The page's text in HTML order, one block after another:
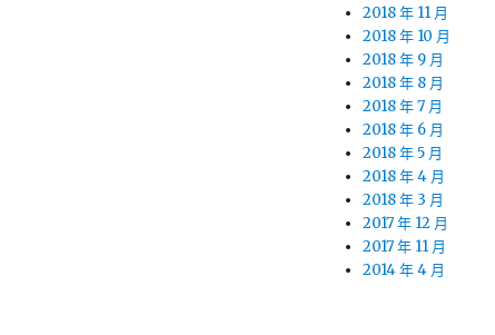
2018 年 11 月
2018 年 10 月
2018 年 9 月
2018 年 8 月
2018 年 7 月
2018 年 6 月
2018 年 5 月
2018 年 4 月
2018 年 3 月
2017 年 12 月
2017 年 11 月
2014 年 4 月